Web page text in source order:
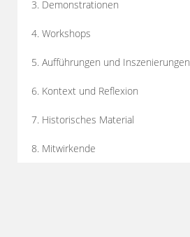
3. Demonstrationen
4. Workshops
5. Aufführungen und Inszenierungen
6. Kontext und Reflexion
7. Historisches Material
8. Mitwirkende